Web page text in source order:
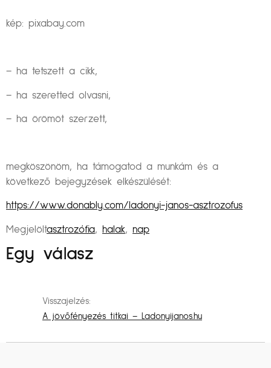
kép: pixabay.com
– ha tetszett a cikk,
– ha szeretted olvasni,
– ha örömöt szerzett,
megköszönöm, ha támogatod a munkám és a
következő bejegyzések elkészülését:
https://www.donably.com/ladonyi-janos-asztrozofus
Megjelöltasztrozófia, halak, nap
Egy válasz
Visszajelzés:
A jövőfényezés titkai – Ladonyijanos.hu